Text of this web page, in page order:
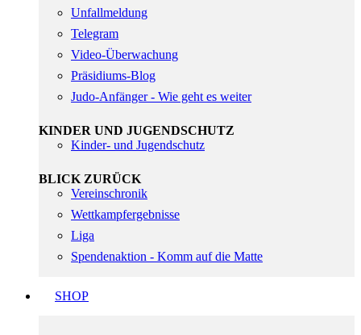
Unfallmeldung
Telegram
Video-Überwachung
Präsidiums-Blog
Judo-Anfänger - Wie geht es weiter
KINDER UND JUGENDSCHUTZ
Kinder- und Jugendschutz
BLICK ZURÜCK
Vereinschronik
Wettkampfergebnisse
Liga
Spendenaktion - Komm auf die Matte
SHOP